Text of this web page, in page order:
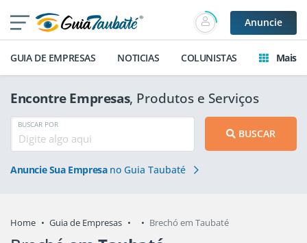
Anuncie
GUIA DE EMPRESAS NOTICIAS COLUNISTAS Mais
Encontre Empresas, Produtos e Serviços
BUSCAR POR
BUSCAR
Anuncie Sua Empresano Guia Taubaté
Home Guia de Empresas Brechó em Taubaté